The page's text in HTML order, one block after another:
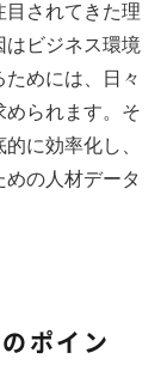
目されてきた理
はビジネス環境
めには、日々
められます。そ
に効率化し、
の人材データ
ポイン